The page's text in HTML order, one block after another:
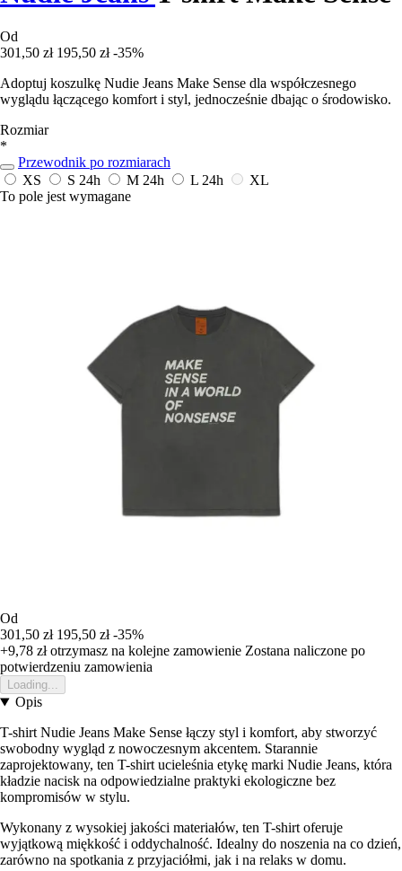
Od
301,50 zł 195,50 zł -35%
Adoptuj koszulkę Nudie Jeans Make Sense dla współczesnego
wyglądu łączącego komfort i styl, jednocześnie dbając o środowisko.
Rozmiar
*
Przewodnik po rozmiarach
XS
S 24h M 24h L 24h
XL
To pole jest wymagane
Od
301,50 zł 195,50 zł -35%
+9,78 złotrzymasz na kolejne zamowienie Zostana naliczone po
potwierdzeniu zamowienia
Loading...
Opis
T-shirt Nudie Jeans Make Sense łączy styl i komfort, aby stworzyć
swobodny wygląd z nowoczesnym akcentem. Starannie
zaprojektowany, ten T-shirt ucieleśnia etykę marki Nudie Jeans, która
kładzie nacisk na odpowiedzialne praktyki ekologiczne bez
kompromisów w stylu.
Wykonany z wysokiej jakości materiałów, ten T-shirt oferuje
wyjątkową miękkość i oddychalność. Idealny do noszenia na co dzień,
zarówno na spotkania z przyjaciółmi, jak i na relaks w domu.